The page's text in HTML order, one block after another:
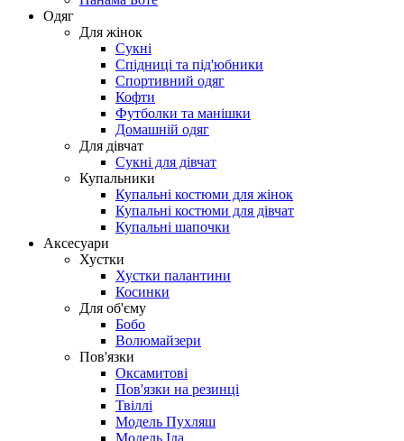
Одяг
Для жінок
Сукні
Спідниці та під'юбники
Спортивний одяг
Кофти
Футболки та манішки
Домашній одяг
Для дівчат
Сукні для дівчат
Купальники
Купальні костюми для жінок
Купальні костюми для дівчат
Купальні шапочки
Аксесуари
Хустки
Хустки палантини
Косинки
Для об'єму
Бобо
Волюмайзери
Пов'язки
Оксамитові
Пов'язки на резинці
Твіллі
Модель Пухляш
Модель Іда